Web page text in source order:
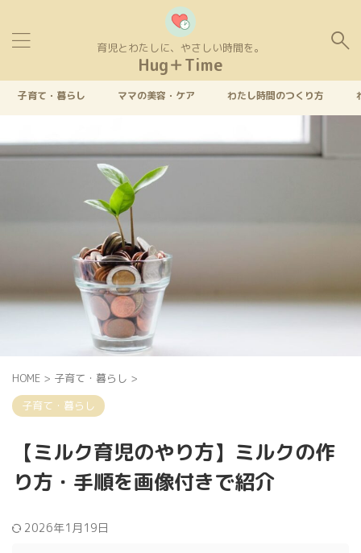
育児とわたしに、やさしい時間を。
Hug＋Time
子育て・暮らし ママの美容・ケア わたし時間のつくり方
HOME > 子育て・暮らし >
子育て・暮らし
【ミルク育児のやり方】ミルクの作
り方・手順を画像付きで紹介
2026年1月19日